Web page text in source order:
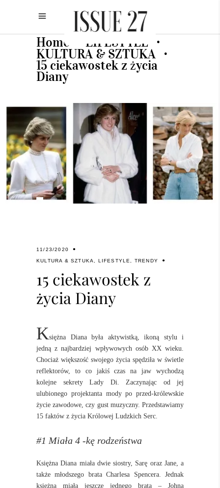
Home LIFESTYLE •
KULTURA & SZTUKA •
15 ciekawostek z życia
Diany
11/23/2020
KULTURA & SZTUKA, LIFESTYLE, TRENDY
15 ciekawostek z
życia Diany
Księżna Diana była aktywistką, ikoną stylu i
jedną z najbardziej wpływowych osób XX wieku.
Chociaż większość swojego życia spędziła w świetle
reflektorów, to co jakiś czas na jaw wychodzą
kolejne sekrety Lady Di. Zaczynając od jej
ulubionego projektanta mody po przed-królewskie
życie zawodowe, czy gust muzyczny. Przedstawiamy
15 faktów z życia Królowej Ludzkich Serc.
#1 Miała 4 -kę rodzeństwa
Księżna Diana miała dwie siostry, Sarę oraz Jane, a
także młodszego brata Charlesa Spencera. Jednak
księżna miała jeszcze jednego brata – Johna